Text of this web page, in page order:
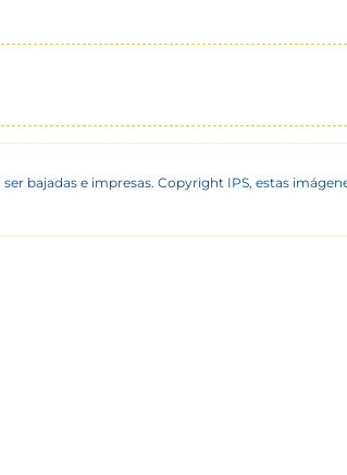
bajadas e impresas. Copyright IPS, estas